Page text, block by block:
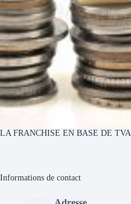
LA FRANCHISE EN BASE DE TVA
Informations de contact